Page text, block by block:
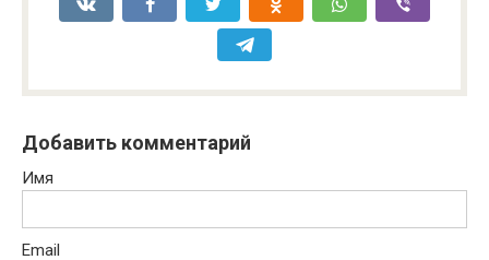
Добавить комментарий
Имя
Email